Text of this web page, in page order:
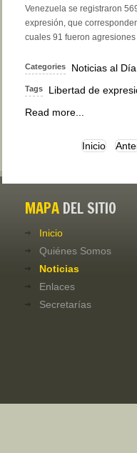
Venezuela se registraron
expresión, que
cuales 91 fueron agresiones
Categories Noticias al Día
Tags Libertad de
Read more...
Inicio
MAPA DEL SITIO
Inicio
Quiénes Somos
Noticias
Enlaces
Secretarías